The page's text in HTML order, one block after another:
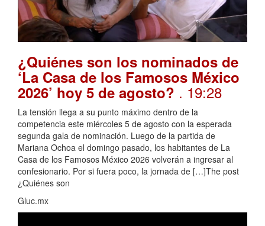
¿Quiénes son los nominados de
‘La Casa de los Famosos México
2026’ hoy 5 de agosto? . 19:28
La tensión llega a su punto máximo dentro de la
competencia este miércoles 5 de agosto con la esperada
segunda gala de nominación. Luego de la partida de
Mariana Ochoa el domingo pasado, los habitantes de La
Casa de los Famosos México 2026 volverán a ingresar al
confesionario. Por si fuera poco, la jornada de […]The post
¿Quiénes son
Gluc.mx